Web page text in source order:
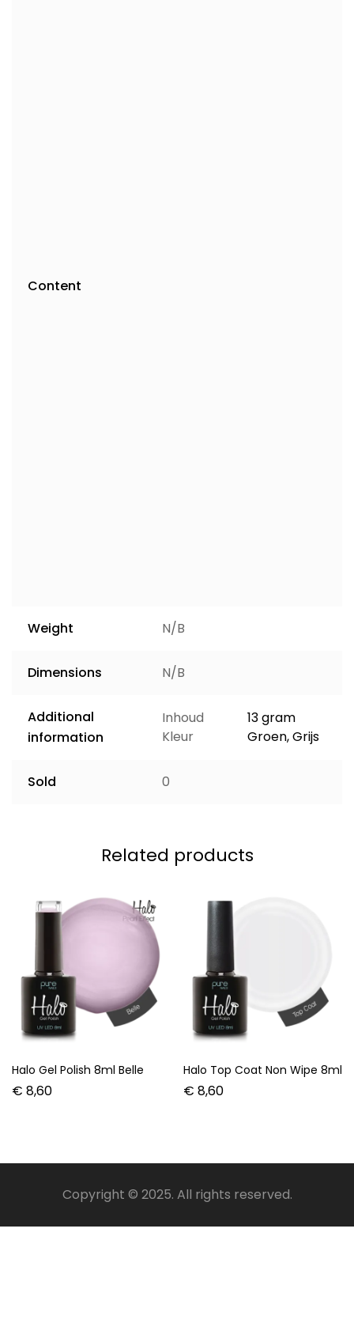
Content
Weight N/B
Dimensions N/B
Additional
information
Inhoud
13 gram
Kleur
Groen, Grijs
Sold 0
Related products
Halo Gel Polish 8ml Belle
€ 8,60
Halo Top Coat Non Wipe 8ml
€ 8,60
Copyright © 2025. All rights reserved.